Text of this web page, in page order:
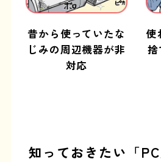
昔から使っていたな
じみの周辺機器が非
対応
使
知っておきたい「